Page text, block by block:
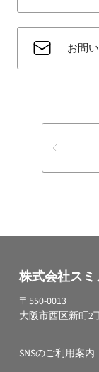
お問
株式会社ス
〒550-0013
大阪市西区新町2
SNSのご利用案内